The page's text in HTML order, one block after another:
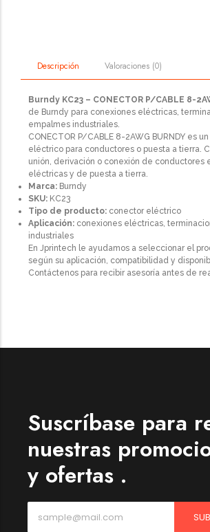
Descripción Valoraciones (0)
Burndy KC23 – CONECTOR P/CABLE 8-
de Burndy para conexiones eléctricas,
empalmes industriales.
CONECTOR P/CABLE 8-2AWG BURNDY es
eléctrico para conductores o puesta a tierra.
unión, derivación o conexión de conductores
eléctricas y de puesta a tierra.
Marca: Burndy
SKU: KC23
Tipo de producto: conector eléctrico
Aplicación: conexiones eléctricas,
industriales
En Jprintech le ayudamos a seleccionar el
según su aplicación, compatibilidad y
Contáctenos para recibir asesoría antes de
Suscríbase para
nuestras
y ofertas .